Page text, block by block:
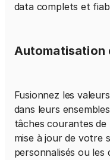
data complets et
Automatisation
Fusionnez les
dans leurs
tâches courantes de
mise à jour de votre
personnalisés ou les